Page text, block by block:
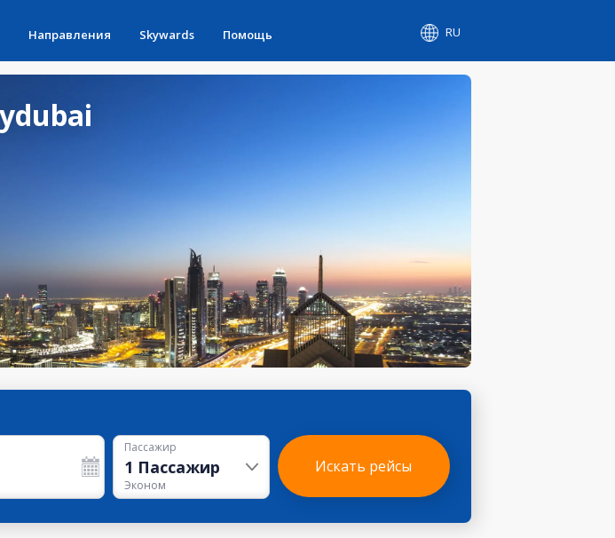
Направления Skywards Помощь RU
Пассажир
1 Пассажир
Эконом
Искать рейсы